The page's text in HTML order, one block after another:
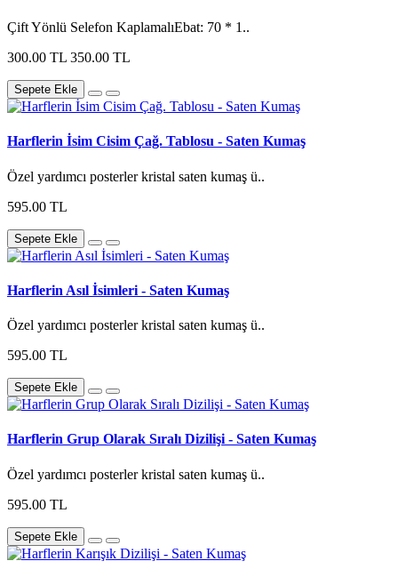
Çift Yönlü Selefon KaplamalıEbat: 70 * 1..
300.00 TL 350.00 TL
Sepete Ekle
Harflerin İsim Cisim Çağ. Tablosu - Saten Kumaş
Özel yardımcı posterler kristal saten kumaş ü..
595.00 TL
Sepete Ekle
Harflerin Asıl İsimleri - Saten Kumaş
Özel yardımcı posterler kristal saten kumaş ü..
595.00 TL
Sepete Ekle
Harflerin Grup Olarak Sıralı Dizilişi - Saten Kumaş
Özel yardımcı posterler kristal saten kumaş ü..
595.00 TL
Sepete Ekle